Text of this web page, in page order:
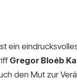
ein
Gregor Bloéb
den Mut zur